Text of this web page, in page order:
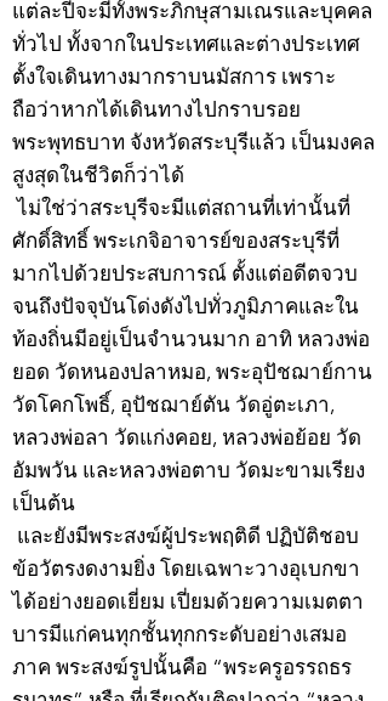
แต่ละปีจะมีทั้งพระภิกษุสามเณรและบุคคล
ทั่วไป ทั้งจากในประเทศและต่างประเทศ
ตั้งใจเดินทางมากราบนมัสการ เพราะ
ถือว่าหากได้เดินทางไปกราบรอย
พระพุทธบาท จังหวัดสระบุรีแล้ว เป็นมงคล
สูงสุดในชีวิตก็ว่าได้
ไม่ใช่ว่าสระบุรีจะมีแต่สถานที่เท่านั้นที่
ศักดิ์สิทธิ์ พระเกจิอาจารย์ของสระบุรีที่
มากไปด้วยประสบการณ์ ตั้งแต่อดีตจวบ
จนถึงปัจจุบันโด่งดังไปทั่วภูมิภาคและใน
ท้องถิ่นมีอยู่เป็นจำนวนมาก อาทิ หลวงพ่อ
ยอด วัดหนองปลาหมอ, พระอุปัชฌาย์กาน
วัดโคกโพธิ์, อุปัชฌาย์ตัน วัดอู่ตะเภา,
หลวงพ่อลา วัดแก่งคอย, หลวงพ่อย้อย วัด
อัมพวัน และหลวงพ่อตาบ วัดมะขามเรียง
เป็นต้น
และยังมีพระสงฆ์ผู้ประพฤติดี ปฏิบัติชอบ
ข้อวัตรงดงามยิ่ง โดยเฉพาะวางอุเบกขา
ได้อย่างยอดเยี่ยม เปี่ยมด้วยความเมตตา
บารมีแก่คนทุกชั้นทุกกระดับอย่างเสมอ
ภาค พระสงฆ์รูปนั้นคือ “พระครูอรรถธร